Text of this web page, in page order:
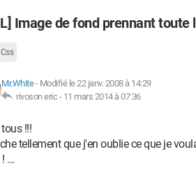
Image de fond prennant toute
Css
Mr.White- Modifié le 22 janv. 2008 à 14:29
rivoson eric - 11 mars 2014 à 07:36
!!!
tellement que j'en oublie ce que je
...